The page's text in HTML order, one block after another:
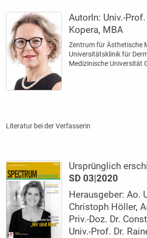
AutorIn: Univ.-
Kopera, MBA
Zentrum für Ästhetische
Universitätsklinik für
Medizinische Universität
Literatur bei der Verfasserin
Ursprünglich
SD 03|2020
Herausgeber: Ao.
Christoph Höller,
Priv.-Doz. Dr.
Univ.-Prof. Dr.